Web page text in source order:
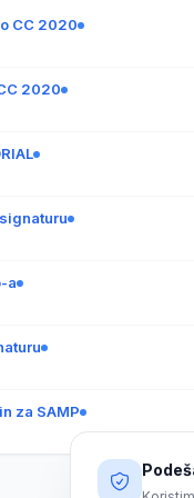
CC 2020
2020
a
za SAMP